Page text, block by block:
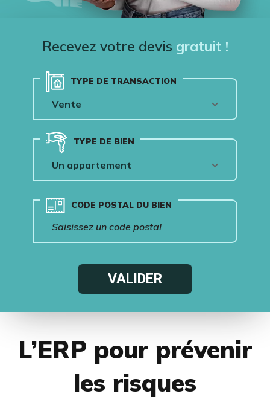
Recevez votre devis gratuit !
TYPE DE TRANSACTION
TYPE DE BIEN
CODE POSTAL DU BIEN
L’ERP pour prévenir
les risques